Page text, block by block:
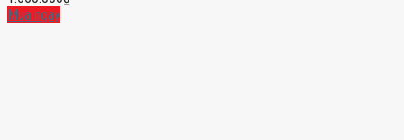
Mua ngay